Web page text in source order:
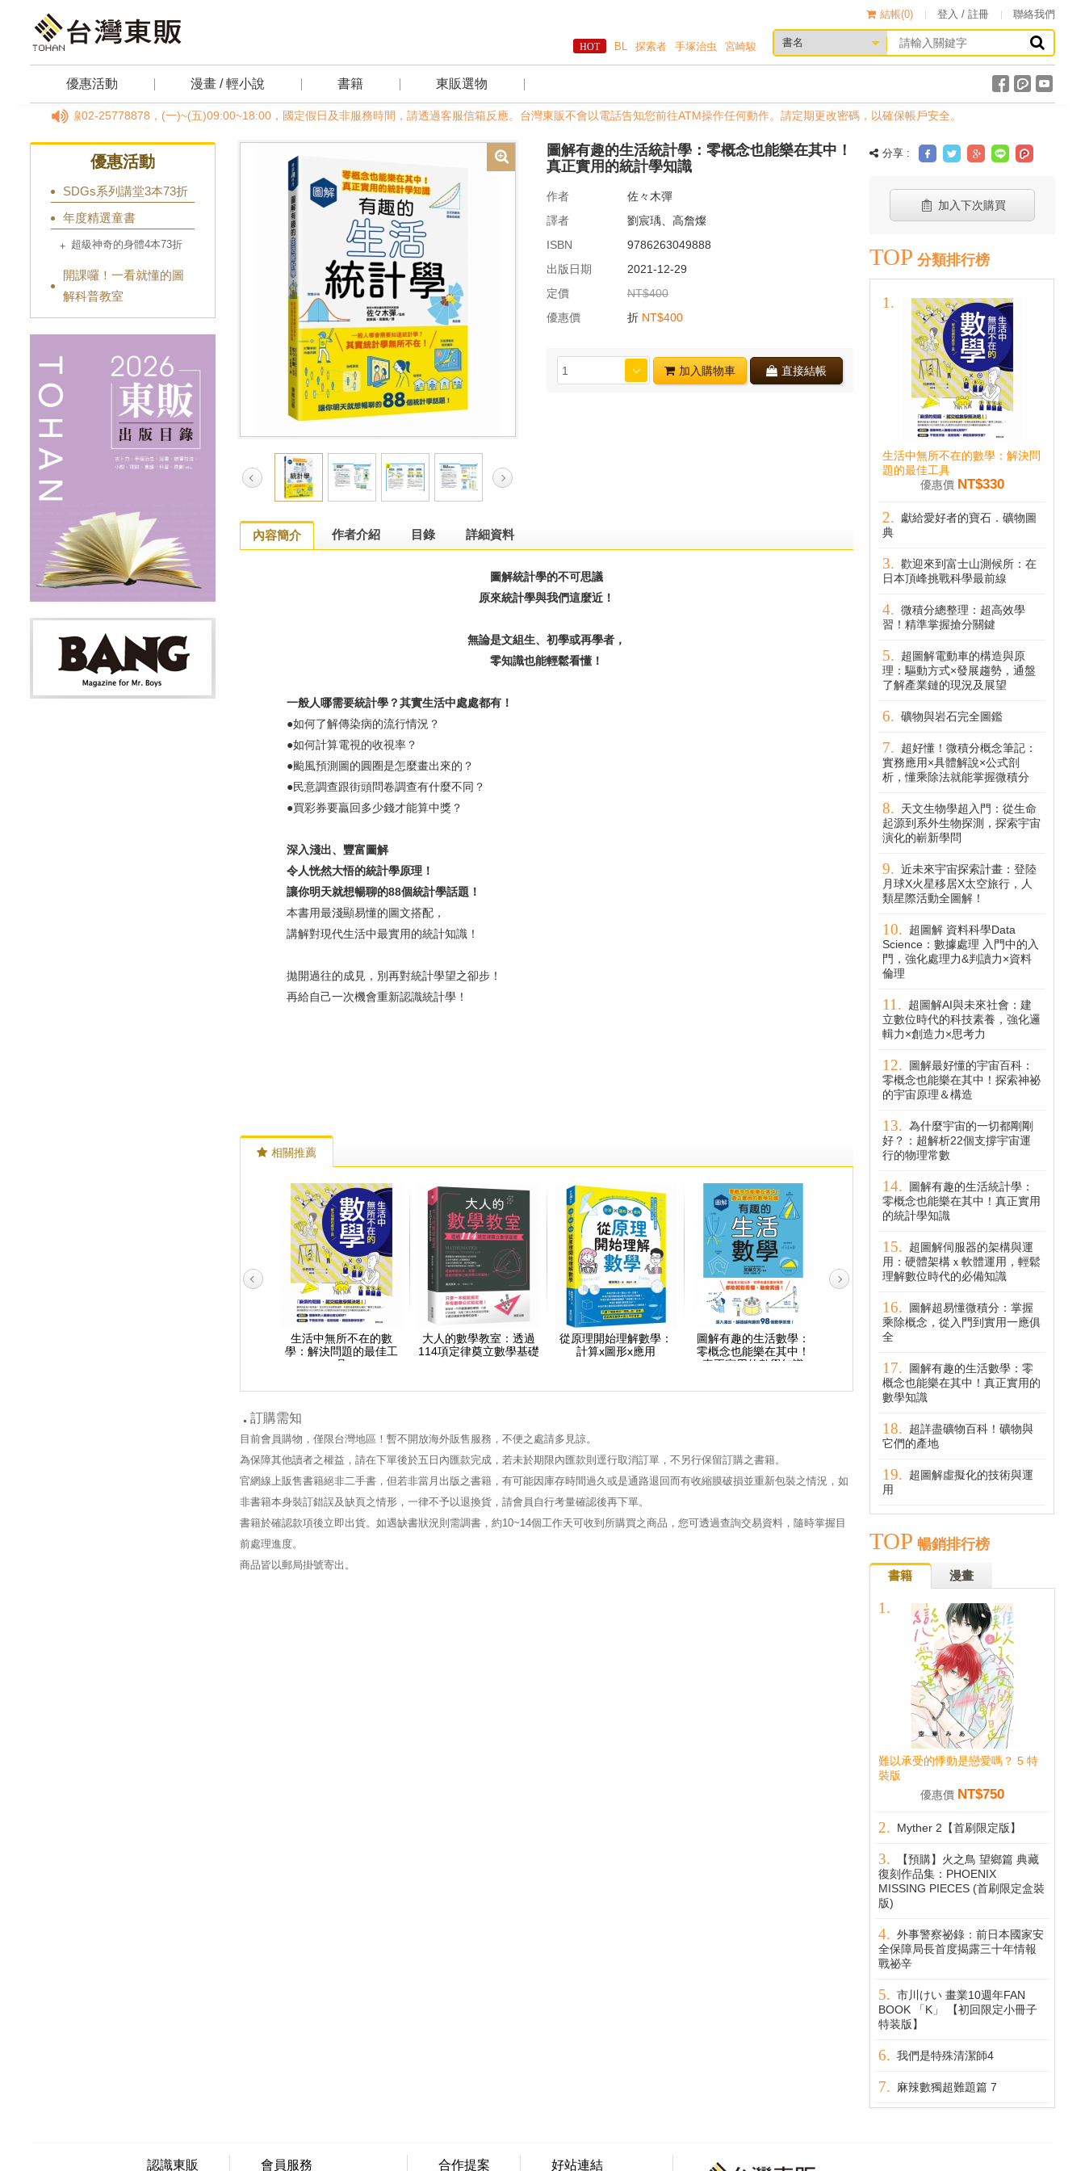
結帳(0) 登入 / 註冊 聯絡我們
BL 探索者 手塚治虫 宮崎駿
優惠活動 漫畫 / 輕小說 書籍 東販選物
專線02-25778878，(一)~(五)09:00~18:00，國定假日及非服務時間，請透過客服信箱反應。台灣東販不會以電話告知您前往ATM操作任何動作。請定期更改密碼，以確保帳戶安全。
優惠活動
SDGs系列講堂3本73折
年度精選童書
超級神奇的身體4本73折
開課囉！一看就懂的圖
解科普教室
圖解有趣的生活統計學：零概念也能樂在其中！
真正實用的統計學知識
作者
佐々木彈
譯者
劉宸瑀、高詹燦
ISBN
9786263049888
出版日期
2021-12-29
定價
NT$400
優惠價
折 NT$400
加入購物車 直接結帳
內容簡介 作者介紹 目錄 詳細資料
圖解統計學的不可思議
原來統計學與我們這麼近！
無論是文組生、初學或再學者，
零知識也能輕鬆看懂！
一般人哪需要統計學？其實生活中處處都有！
●如何了解傳染病的流行情況？
●如何計算電視的收視率？
●颱風預測圖的圓圈是怎麼畫出來的？
●民意調查跟街頭問卷調查有什麼不同？
●買彩券要贏回多少錢才能算中獎？
深入淺出、豐富圖解
令人恍然大悟的統計學原理！
讓你明天就想暢聊的88個統計學話題！
本書用最淺顯易懂的圖文搭配，
講解對現代生活中最實用的統計知識！
拋開過往的成見，別再對統計學望之卻步！
再給自己一次機會重新認識統計學！
相關推薦
生活中無所不在的數
學：解決問題的最佳工
具
大人的數學教室：透過
114項定律奠立數學基礎
從原理開始理解數學：
計算x圖形x應用
圖解有趣的生活數學：
零概念也能樂在其中！
真正實用的數學知識
重點整理、快速複習！
霸
具
訂購需知
目前會員購物，僅限台灣地區！暫不開放海外販售服務，不便之處請多見諒。
為保障其他讀者之權益，請在下單後於五日內匯款完成，若未於期限內匯款則逕行取消訂單，不另行保留訂購之書籍。
官網線上販售書籍絕非二手書，但若非當月出版之書籍，有可能因庫存時間過久或是通路退回而有收縮膜破損並重新包裝之情況，如
非書籍本身裝訂錯誤及缺頁之情形，一律不予以退換貨，請會員自行考量確認後再下單。
書籍於確認款項後立即出貨。如遇缺書狀況則需調書，約10~14個工作天可收到所購買之商品，您可透過查詢交易資料，隨時掌握目
前處理進度。
商品皆以郵局掛號寄出。
分享 :
加入下次購買
TOP 分類排行榜
生活中無所不在的數學：解決問
題的最佳工具
優惠價 NT$330
獻給愛好者的寶石．礦物圖
典
歡迎來到富士山測候所：在
日本頂峰挑戰科學最前線
微積分總整理：超高效學
習！精準掌握搶分關鍵
超圖解電動車的構造與原
理：驅動方式×發展趨勢，通盤
了解產業鏈的現況及展望
礦物與岩石完全圖鑑
超好懂！微積分概念筆記：
實務應用×具體解說×公式剖
析，懂乘除法就能掌握微積分
天文生物學超入門：從生命
起源到系外生物探測，探索宇宙
演化的嶄新學問
近未來宇宙探索計畫：登陸
月球X火星移居X太空旅行，人
類星際活動全圖解！
超圖解 資料科學Data
Science：數據處理 入門中的入
門，強化處理力&判讀力×資料
倫理
超圖解AI與未來社會：建
立數位時代的科技素養，強化邏
輯力×創造力×思考力
圖解最好懂的宇宙百科：
零概念也能樂在其中！探索神祕
的宇宙原理＆構造
為什麼宇宙的一切都剛剛
好？：超解析22個支撐宇宙運
行的物理常數
圖解有趣的生活統計學：
零概念也能樂在其中！真正實用
的統計學知識
超圖解伺服器的架構與運
用：硬體架構ｘ軟體運用，輕鬆
理解數位時代的必備知識
圖解超易懂微積分：掌握
乘除概念，從入門到實用一應俱
全
圖解有趣的生活數學：零
概念也能樂在其中！真正實用的
數學知識
超詳盡礦物百科！礦物與
它們的產地
超圖解虛擬化的技術與運
用
TOP 暢銷排行榜
書籍 漫畫
難以承受的悸動是戀愛嗎？ 5 特
裝版
優惠價 NT$750
Myther 2【首刷限定版】
【預購】火之鳥 望鄉篇 典藏
復刻作品集：PHOENIX
MISSING PIECES (首刷限定盒裝
版)
外事警察祕錄：前日本國家安
全保障局長首度揭露三十年情報
戰祕辛
市川けい 畫業10週年FAN
BOOK 「K」 【初回限定小冊子
特装版】
我們是特殊清潔師4
麻辣數獨超難題篇 7
認識東販 會員服務 合作提案 好站連結